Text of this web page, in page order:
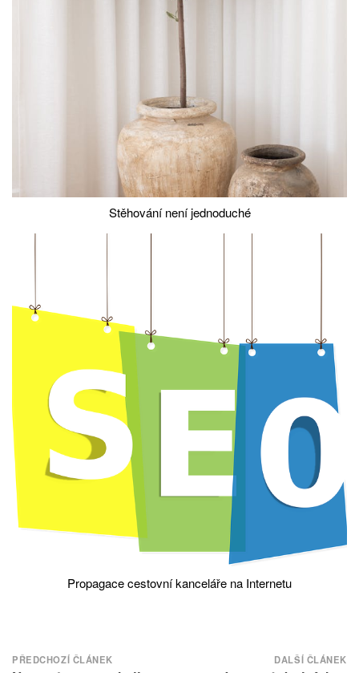
Stěhování není jednoduché
Propagace cestovní kanceláře na Internetu
Navigace
PŘEDCHOZÍ ČLÁNEK DALŠÍ ČLÁNEK